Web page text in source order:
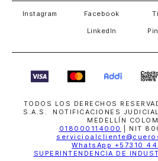
Instagram Facebook
LinkedIn
TODOS LOS DERECHOS
S.A.S. NOTIFICACIONES
MEDELLÍN
018000114000
| NIT
WhatsApp +57310
SUPERINTENDENCIA DE